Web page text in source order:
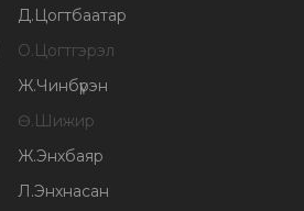
Д.Цогтбаатар
О.Цогтгэрэл
Ж.Чинбүрэн
Ө.Шижир
Ж.Энхбаяр
Л.Энхнасан